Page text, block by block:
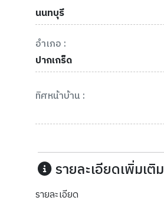
นนทบุรี
อำเภอ :
ปากเกร็ด
ทิศหน้าบ้าน :
รายละเอียดเพิ่มเติม
รายละเอียด